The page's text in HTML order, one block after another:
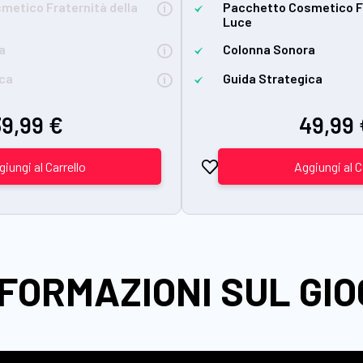
Fraternità della
€
al Carrello
Pacchetto Cosmetico
Luce
Colonna Sonora
Guida Strategica
49,99
Aggiungi al
SUL